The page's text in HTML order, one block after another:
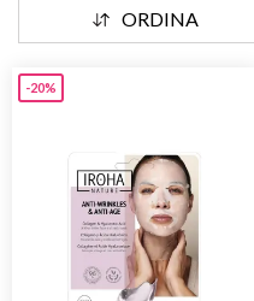
ORDINA
-20%